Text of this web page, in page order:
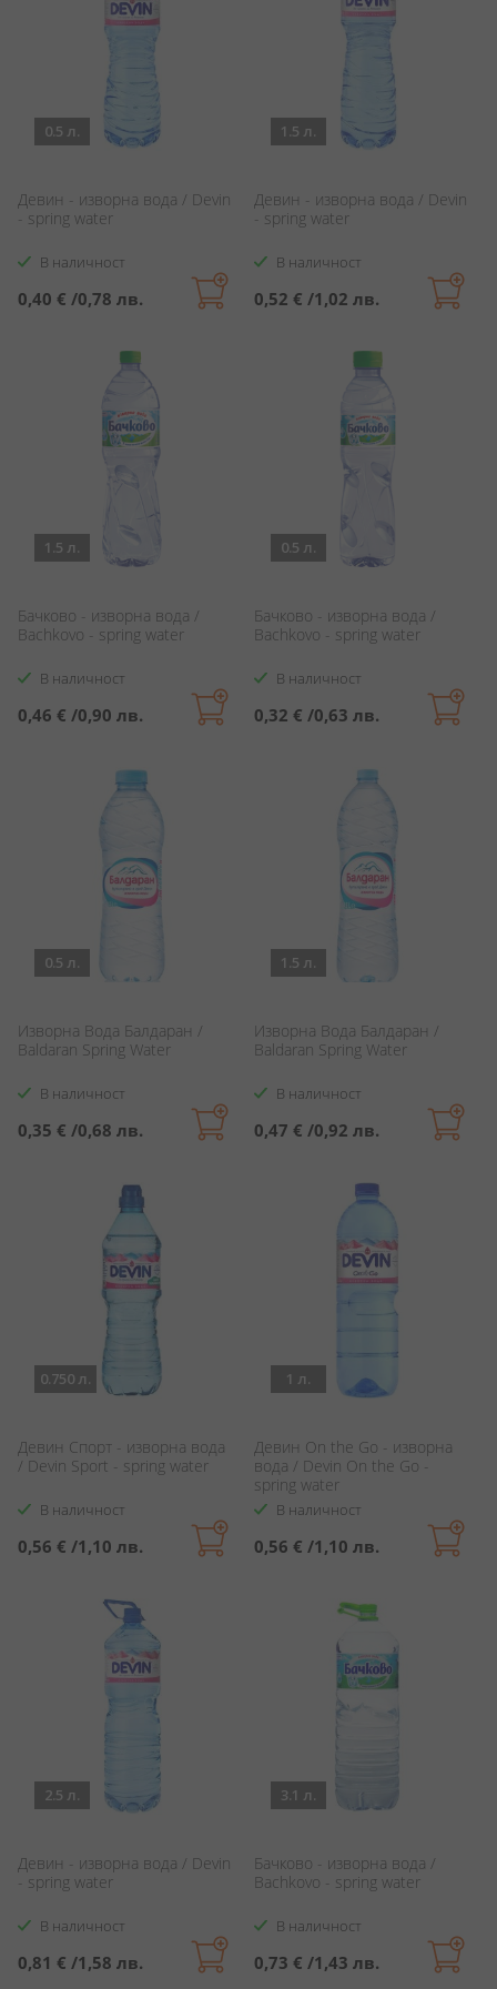
0.5 л.
Девин - изворна вода / Devin
- spring water
В наличност
0,40 € /0,78 лв.
1.5 л.
Девин - изворна вода / Devin
- spring water
В наличност
0,52 € /1,02 лв.
1.5 л.
Бачково - изворна вода /
Bachkovo - spring water
В наличност
0,46 € /0,90 лв.
0.5 л.
Бачково - изворна вода /
Bachkovo - spring water
В наличност
0,32 € /0,63 лв.
0.5 л.
Изворна Вода Балдаран /
Baldaran Spring Water
В наличност
0,35 € /0,68 лв.
1.5 л.
Изворна Вода Балдаран /
Baldaran Spring Water
В наличност
0,47 € /0,92 лв.
0.750 л.
Девин Спорт - изворна вода
/ Devin Sport - spring water
В наличност
0,56 € /1,10 лв.
1 л.
Девин On the Go - изворна
вода / Devin On the Go -
spring water
В наличност
0,56 € /1,10 лв.
2.5 л.
Девин - изворна вода / Devin
- spring water
В наличност
0,81 € /1,58 лв.
3.1 л.
Бачково - изворна вода /
Bachkovo - spring water
В наличност
0,73 € /1,43 лв.